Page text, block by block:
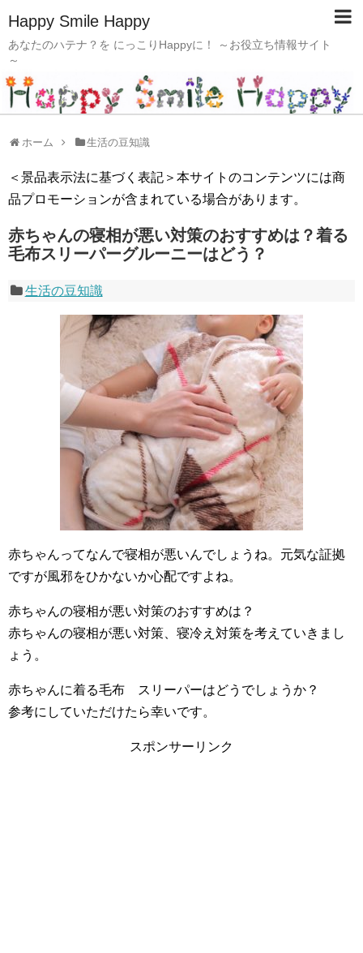
Happy Smile Happy
あなたのハテナ？を にっこりHappyに！ ～お役立ち情報サイト
～
ホーム 生活の豆知識
＜景品表示法に基づく表記＞本サイトのコンテンツには商
品プロモーションが含まれている場合があります。
赤ちゃんの寝相が悪い対策のおすすめは？着る
毛布スリーパーグルーニーはどう？
生活の豆知識
赤ちゃんってなんで寝相が悪いんでしょうね。元気な証拠
ですが風邪をひかないか心配ですよね。
赤ちゃんの寝相が悪い対策のおすすめは？
赤ちゃんの寝相が悪い対策、寝冷え対策を考えていきまし
ょう。
赤ちゃんに着る毛布 スリーパーはどうでしょうか？
参考にしていただけたら幸いです。
スポンサーリンク